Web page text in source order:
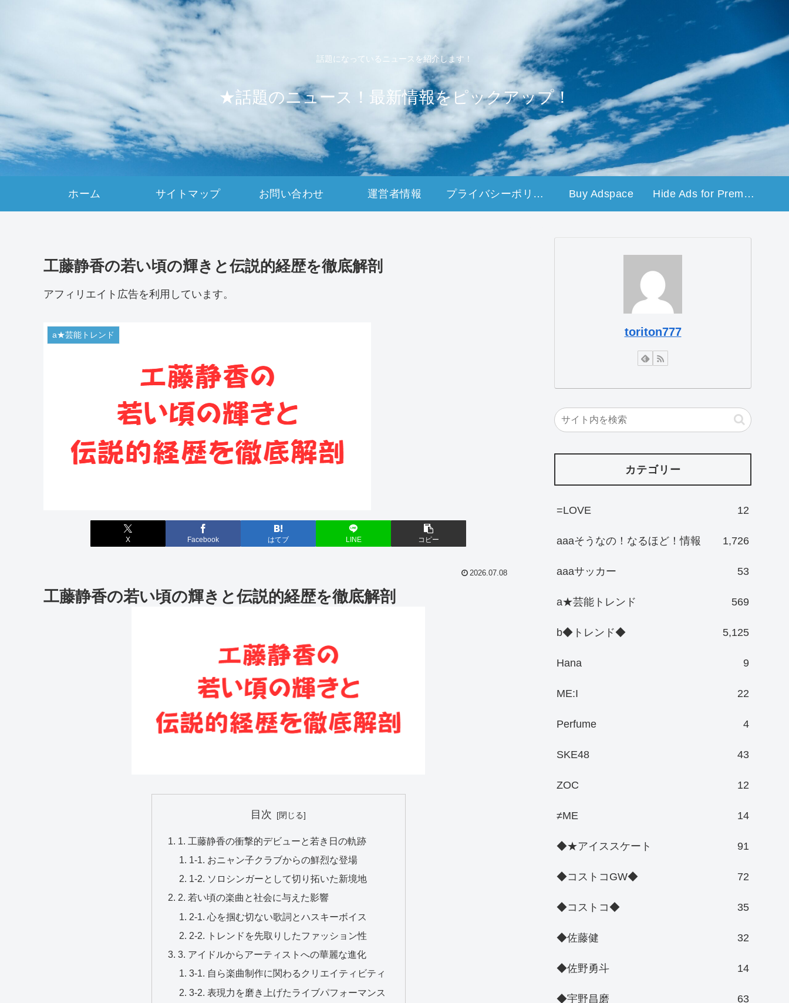
話題になっているニュースを紹介します！
★話題のニュース！最新情報をピックアップ！
ホーム サイトマップ お問い合わせ 運営者情報 プライバシーポリシー Buy Adspace Hide Ads for Premium Members
工藤静香の若い頃の輝きと伝説的経歴を徹底解剖
アフィリエイト広告を利用しています。
a★芸能トレンド
X Facebook はてブ LINE コピー
2026.07.08
工藤静香の若い頃の輝きと伝説的経歴を徹底解剖
目次
1. 工藤静香の衝撃的デビューと若き日の軌跡
1-1. おニャン子クラブからの鮮烈な登場
1-2. ソロシンガーとして切り拓いた新境地
2. 若い頃の楽曲と社会に与えた影響
2-1. 心を掴む切ない歌詞とハスキーボイス
2-2. トレンドを先取りしたファッション性
3. アイドルからアーティストへの華麗な進化
3-1. 自ら楽曲制作に関わるクリエイティビティ
3-2. 表現力を磨き上げたライブパフォーマンス
toriton777
カテゴリー
=LOVE 12
aaaそうなの！なるほど！情報 1,726
aaaサッカー 53
a★芸能トレンド 569
b◆トレンド◆ 5,125
Hana 9
ME:I 22
Perfume 4
SKE48 43
ZOC 12
≠ME 14
◆★アイススケート 91
◆コストコGW◆ 72
◆コストコ◆ 35
◆佐藤健 32
◆佐野勇斗 14
◆宇野昌磨 63